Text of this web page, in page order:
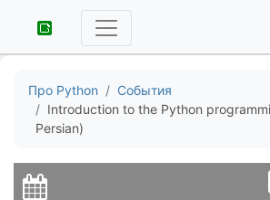
Про Python
События
Introduction to the Python
Persian)